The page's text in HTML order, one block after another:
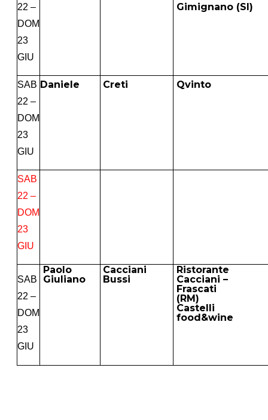
22 –
DOM
23
GIU
Gimignano (SI)
SAB
22 –
DOM
23
GIU
Daniele Creti Qvinto
SAB
22 –
DOM
23
GIU
SAB
22 –
DOM
23
GIU
Paolo
Giuliano
Cacciani
Bussi
Ristorante
Cacciani –
Frascati
(RM)
Castelli
food&wine